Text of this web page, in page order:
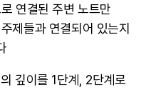
연결된 주변 노트만
제들과 연결되어 있는지
깊이를 1단계, 2단계로